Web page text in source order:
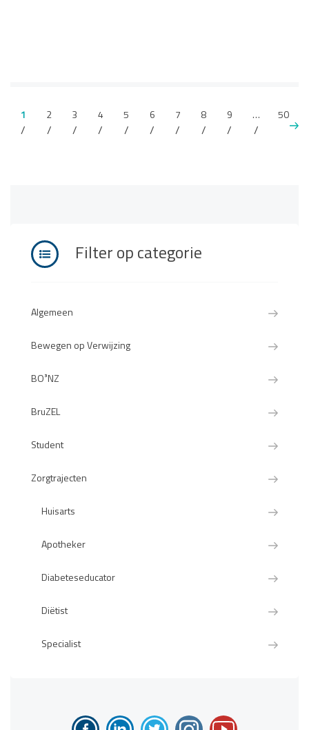
1 2 3 4 5 6 7 8 9 … 50
Filter op categorie
Algemeen
Bewegen op Verwijzing
BO³NZ
BruZEL
Student
Zorgtrajecten
Huisarts
Apotheker
Diabeteseducator
Diëtist
Specialist